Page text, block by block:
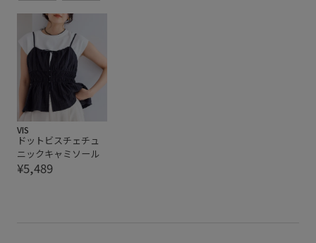
VIS
ドットビスチェチュ
ニックキャミソール
¥5,489